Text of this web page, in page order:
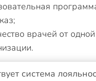
врачей от
система